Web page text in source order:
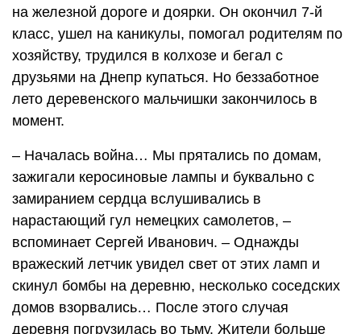
на железной дороге и доярки. Он окончил 7-й
класс, ушел на каникулы, помогал родителям по
хозяйству, трудился в колхозе и бегал с
друзьями на Днепр купаться. Но беззаботное
лето деревенского мальчишки закончилось в
момент.
– Началась война… Мы прятались по домам,
зажигали керосиновые лампы и буквально с
замиранием сердца вслушивались в
нарастающий гул немецких самолетов, –
вспоминает Сергей Иванович. – Однажды
вражеский летчик увидел свет от этих ламп и
скинул бомбы на деревню, несколько соседских
домов взорвались… После этого случая
деревня погрузилась во тьму. Жители больше